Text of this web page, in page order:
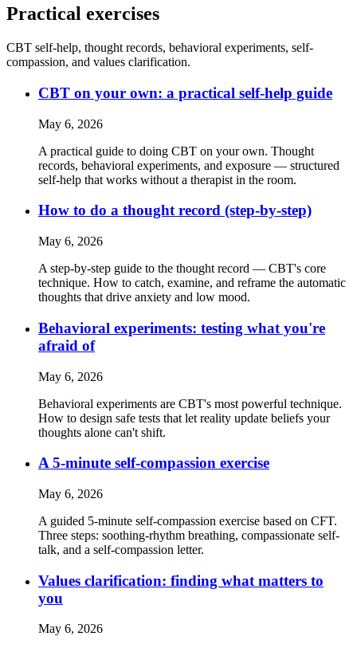
Practical exercises
CBT self-help, thought records, behavioral experiments, self-
compassion, and values clarification.
CBT on your own: a practical self-help guide
May 6, 2026
A practical guide to doing CBT on your own. Thought
records, behavioral experiments, and exposure — structured
self-help that works without a therapist in the room.
How to do a thought record (step-by-step)
May 6, 2026
A step-by-step guide to the thought record — CBT's core
technique. How to catch, examine, and reframe the automatic
thoughts that drive anxiety and low mood.
Behavioral experiments: testing what you're
afraid of
May 6, 2026
Behavioral experiments are CBT's most powerful technique.
How to design safe tests that let reality update beliefs your
thoughts alone can't shift.
A 5-minute self-compassion exercise
May 6, 2026
A guided 5-minute self-compassion exercise based on CFT.
Three steps: soothing-rhythm breathing, compassionate self-
talk, and a self-compassion letter.
Values clarification: finding what matters to
you
May 6, 2026